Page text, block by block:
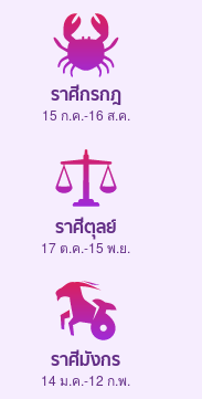
ราศีกรกฎ
15 ก.ค.-16 ส.ค.
ราศีตุลย์
17 ต.ค.-15 พ.ย.
ราศีมังกร
14 ม.ค.-12 ก.พ.